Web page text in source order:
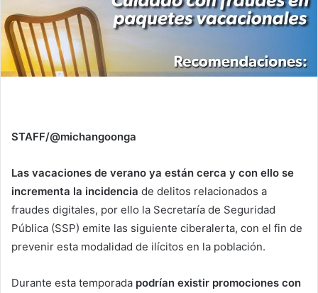
STAFF/@michangoonga
Las vacaciones de verano ya están cerca y con ello se
incrementa la incidencia de delitos relacionados a
fraudes digitales, por ello la Secretaría de Seguridad
Pública (SSP) emite las siguiente ciberalerta, con el fin de
prevenir esta modalidad de ilícitos en la población.
Durante esta temporada podrían existir promociones con